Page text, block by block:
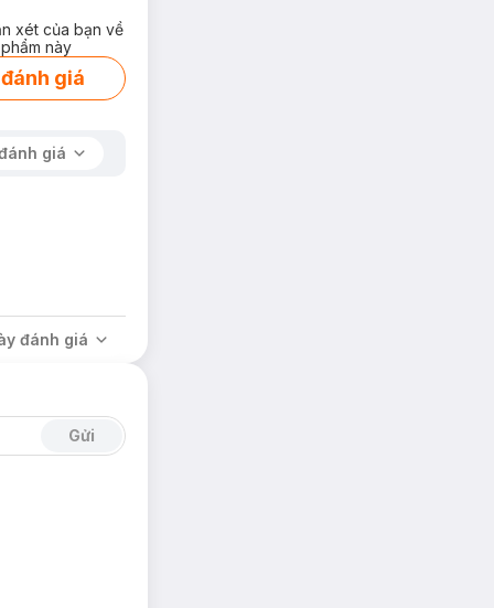
xét của bạn về
này
giá
giá
đánh giá
Gửi